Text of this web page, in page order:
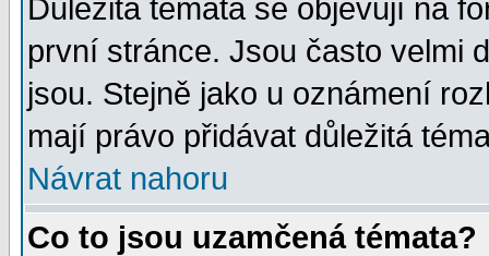
Důležitá témata se objevují na
první stránce. Jsou často velmi
jsou. Stejně jako u oznámení
mají právo přidávat důležitá
Návrat nahoru
Co to jsou uzamčená témata?